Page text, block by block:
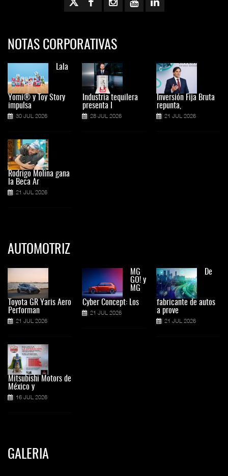
NOTAS CORPORATIVAS
Lala
Yomi® y Toy Story
impulsa
30 JUL 2026
Rodrigo Molina gana
la Beca Ar
21 JUL 2026
Industria tequilera
presenta l
28 JUL 2026
Inversión Fija Bruta
repunta,
21 JUL 2026
AUTOMOTRIZ
Toyota GR Yaris Aero
Performan
21 JUL 2026
Mitsubishi Motors de
México y
16 JUL 2026
MG
GO! y
MG
Cyber Concept: Los
21 JUL 2026
De
fabricante de autos
a prove
21 JUL 2026
GALERIA